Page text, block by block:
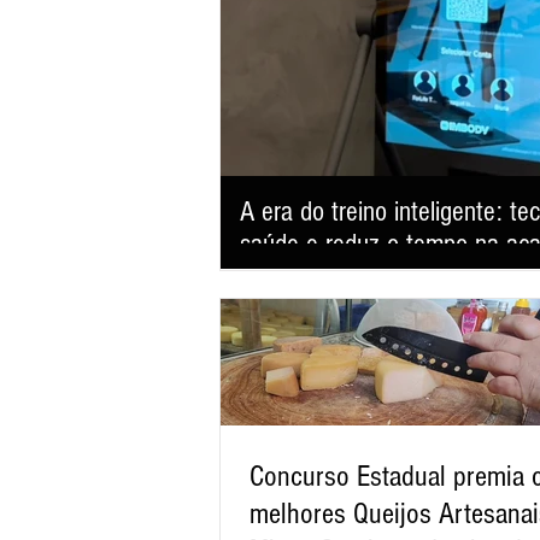
Concurso Estadual premia
melhores Queijos
A era do treino inteligente:
saúde e reduz o tempo na
entregar performance, emagrecimento e